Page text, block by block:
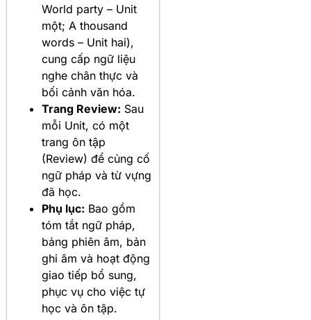
World party – Unit
một; A thousand
words – Unit hai),
cung cấp ngữ liệu
nghe chân thực và
bối cảnh văn hóa.
Trang Review: Sau
mỗi Unit, có một
trang ôn tập
(Review) để củng cố
ngữ pháp và từ vựng
đã học.
Phụ lục: Bao gồm
tóm tắt ngữ pháp,
bảng phiên âm, bản
ghi âm và hoạt động
giao tiếp bổ sung,
phục vụ cho việc tự
học và ôn tập.